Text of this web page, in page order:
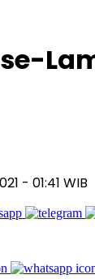
se-
- 01:41 WIB